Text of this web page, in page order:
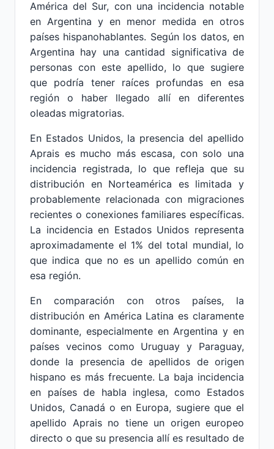
América del Sur, con una incidencia notable
en Argentina y en menor medida en otros
países hispanohablantes. Según los datos, en
Argentina hay una cantidad significativa de
personas con este apellido, lo que sugiere
que podría tener raíces profundas en esa
región o haber llegado allí en diferentes
oleadas migratorias.
En Estados Unidos, la presencia del apellido
Aprais es mucho más escasa, con solo una
incidencia registrada, lo que refleja que su
distribución en Norteamérica es limitada y
probablemente relacionada con migraciones
recientes o conexiones familiares específicas.
La incidencia en Estados Unidos representa
aproximadamente el 1% del total mundial, lo
que indica que no es un apellido común en
esa región.
En comparación con otros países, la
distribución en América Latina es claramente
dominante, especialmente en Argentina y en
países vecinos como Uruguay y Paraguay,
donde la presencia de apellidos de origen
hispano es más frecuente. La baja incidencia
en países de habla inglesa, como Estados
Unidos, Canadá o en Europa, sugiere que el
apellido Aprais no tiene un origen europeo
directo o que su presencia allí es resultado de